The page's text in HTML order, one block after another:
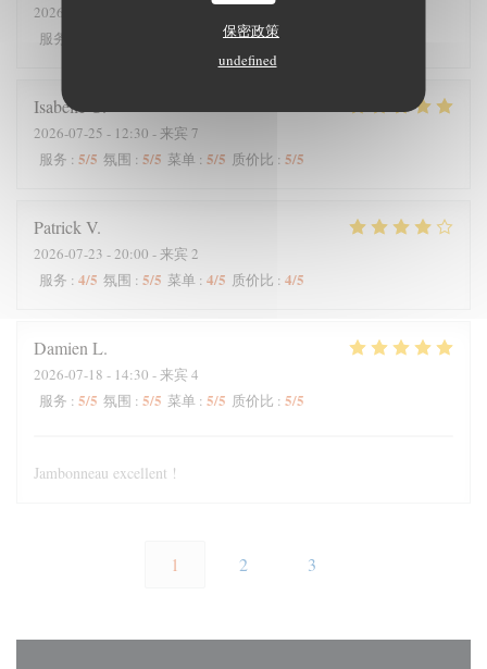
保密政策
undefined
2026-07-26
服务
/5 质价比:
Isabelle
2026-07-25 - 12:30 - 来宾 7
服务 : 5/5 氛围 : 5/5 菜单 : 5/5 质价比 : 5/5
Patrick V
2026-07-23 - 20:00 - 来宾 2
服务 : 4/5 氛围 : 5/5 菜单 : 4/5 质价比 : 4/5
Damien L
2026-07-18 - 14:30 - 来宾 4
服务 : 5/5 氛围 : 5/5 菜单 : 5/5 质价比 : 5/5
Jambonneau excellent !
1 2 3